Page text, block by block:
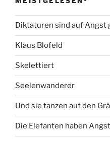
Diktaturen sind auf Angst
Klaus Blofeld
Skelettiert
Seelenwanderer
Und sie tanzen auf den
Die Elefanten haben Angst